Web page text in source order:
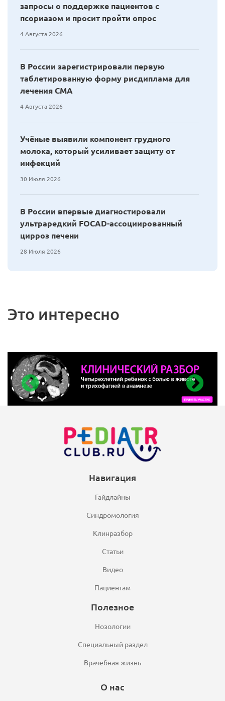
запросы о поддержке пациентов с
псориазом и просит пройти опрос
4 Августа 2026
В России зарегистрировали первую
таблетированную форму рисдиплама для
лечения СМА
4 Августа 2026
Учёные выявили компонент грудного
молока, который усиливает защиту от
инфекций
30 Июля 2026
В России впервые диагностировали
ультраредкий FOCAD-ассоциированный
цирроз печени
28 Июля 2026
Это интересно
Навигация
Гайдлайны
Синдромология
Клинразбор
Статьи
Видео
Пациентам
Полезное
Нозологии
Специальный раздел
Врачебная жизнь
О нас